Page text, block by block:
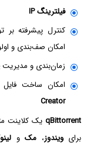
فیلترینگ IP
کنترل پیشرفته بر
امکان صف‌بندی و
زمان‌بندی و مدیریت
امکان ساخت
Creator
qBittorrent یک کلاینت
برایویندوز، مکو